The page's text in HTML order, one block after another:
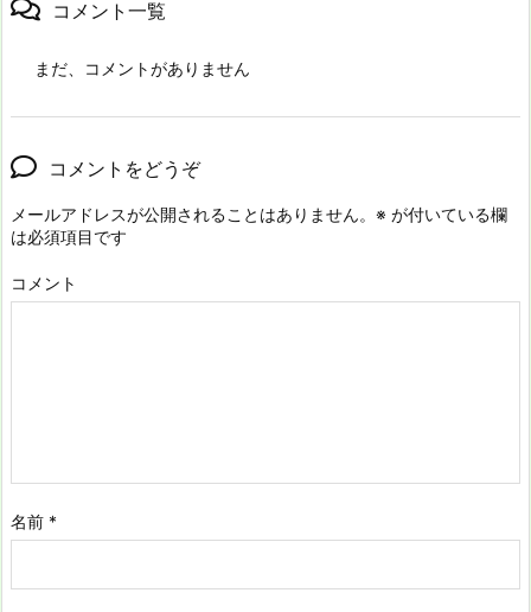
コメント一覧
まだ、コメントがありません
コメントをどうぞ
メールアドレスが公開されることはありません。 ※ が付いている欄
は必須項目です
コメント
名前 *